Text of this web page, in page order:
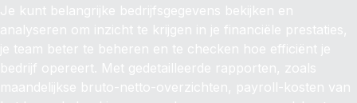
Je kunt belangrijke bedrijfsgegevens bekijken en
analyseren om inzicht te krijgen in je financiële prestaties,
je team beter te beheren en te checken hoe efficiënt je
bedrijf opereert. Met gedetailleerde rapporten, zoals
maandelijkse bruto-netto-overzichten, payroll-kosten van